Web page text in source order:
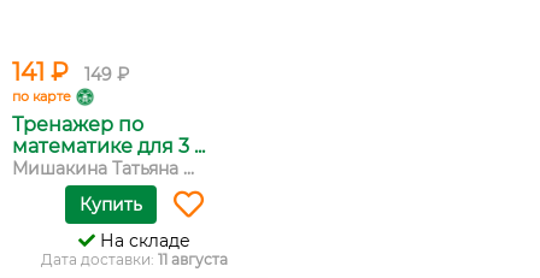
141 ₽ 149 ₽
по карте
Тренажер по
математике для 3 ...
Мишакина Татьяна ...
Купить
На складе
Дата доставки: 11 августа